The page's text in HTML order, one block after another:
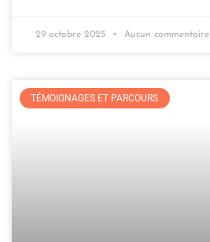
29 octobre 2025 Aucun commentaire
TÉMOIGNAGES ET PARCOURS